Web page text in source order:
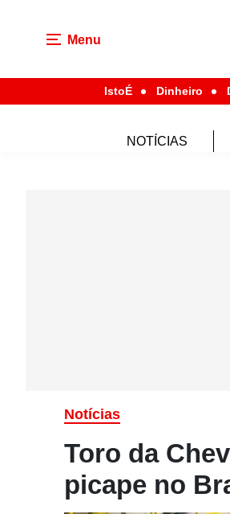
Menu
IstoÉ Dinheiro
NOTÍCIAS
Notícias
Toro da
picape no